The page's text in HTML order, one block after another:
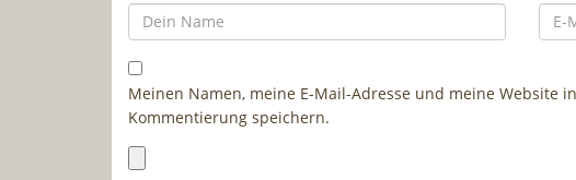
Meinen Namen, meine E-Mail-Adresse und meine Website
Kommentierung speichern.